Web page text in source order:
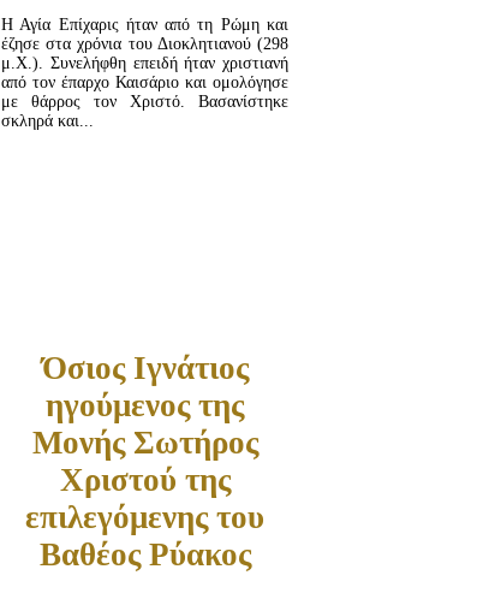
Η Αγία Επίχαρις ήταν από τη Ρώμη και
έζησε στα χρόνια του Διοκλητιανού (298
μ.Χ.). Συνελήφθη επειδή ήταν χριστιανή
από τον έπαρχο Καισάριο και ομολόγησε
με θάρρος τον Χριστό. Βασανίστηκε
σκληρά και...
Όσιος Ιγνάτιος
ηγούμενος της
Μονής Σωτήρος
Χριστού της
επιλεγόμενης του
Βαθέος Ρύακος